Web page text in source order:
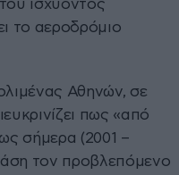
ισχύοντος
το αεροδρόμιο
Αθηνών, σε
πως «από
σήμερα (2001 –
τον προβλεπόμενο